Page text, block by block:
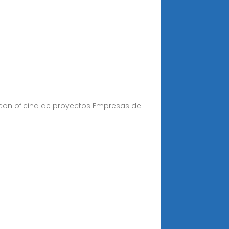
oficina de proyectos Empresas de